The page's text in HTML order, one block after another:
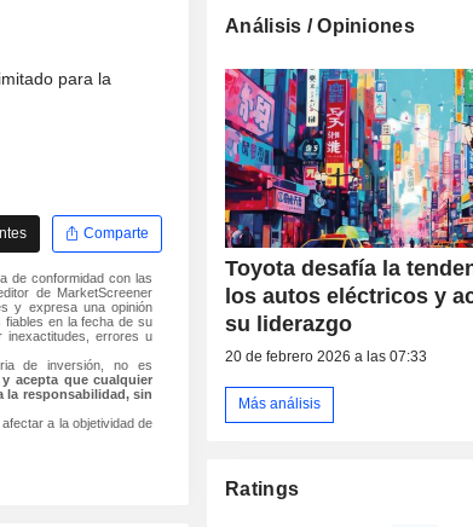
para la
Comparte
de conformidad con las
de MarketScreener
y expresa una opinión
fiables en la fecha de su
inexactitudes, errores u
de inversión, no es
acepta que cualquier
la responsabilidad, sin
a la objetividad de
Análisis / Opiniones
Toyota desafía la
los autos eléctricos y
su liderazgo
20 de febrero 2026 a las 07:33
Más análisis
Ratings